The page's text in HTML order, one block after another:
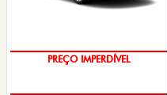
COM USADO NA TROCA